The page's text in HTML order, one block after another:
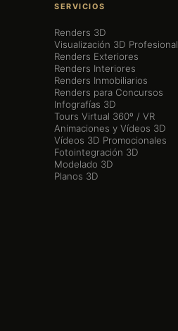
SERVICIOS
Renders 3D
Visualización 3D Profesional
Renders Exteriores
Renders Interiores
Renders Inmobiliarios
Renders para Concursos
Infografías 3D
Tours Virtual 360º / VR
Animaciones y Vídeos 3D
Vídeos 3D Promocionales
Fotointegración 3D
Modelado 3D
Planos 3D